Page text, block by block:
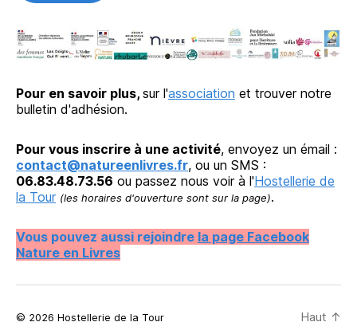
Pour en savoir plus, sur l'association et trouver notre
bulletin d'adhésion.
Pour vous inscrire à une activité, envoyez un émail :
contact@natureenlivres.fr, ou un SMS :
06.83.48.73.56 ou passez nous voir à l'Hostellerie de
la Tour (les horaires d'ouverture sont sur la page).
Vous pouvez aussi rejoindre la page Facebook
Nature en Livres
© 2026 Hostellerie de la Tour Haut ↑